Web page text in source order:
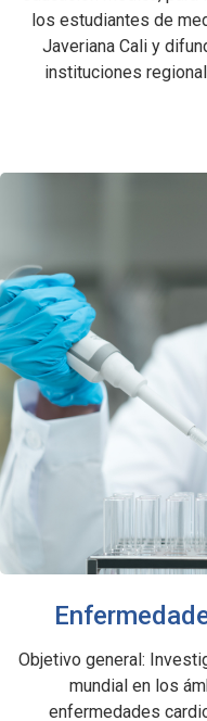
los estudiantes de
Javeriana Cali y
instituciones
Objetivo general:
mundial en los
enfermedades